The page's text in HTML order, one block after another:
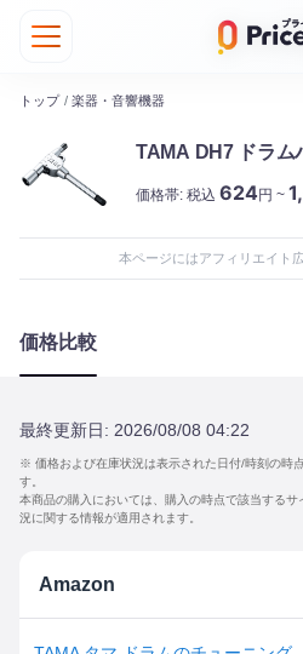
トップ / 楽器・音響機器
TAMA DH7 ドラム
価格帯: 税込 624円 ~
本ページにはアフィリエイト
価格比較
最終更新日: 2026/08/08 04:22
※ 価格および在庫状況は表示された日付/時刻の時
す。
本商品の購入においては、購入の時点で該当する
況に関する情報が適用されます。
Amazon